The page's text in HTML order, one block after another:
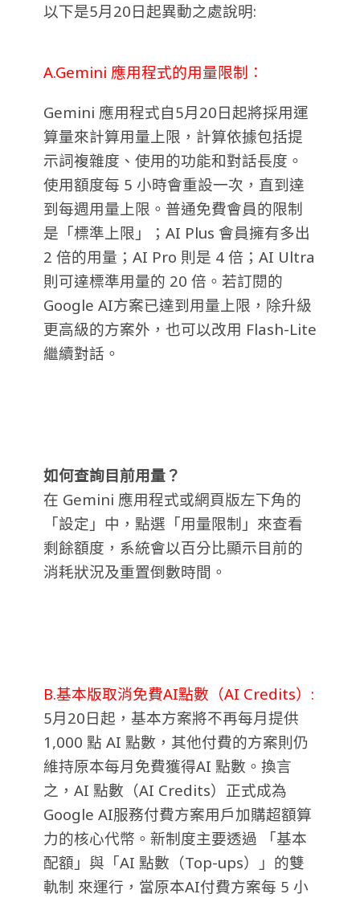
以下是5月20日起異動之處說明:
A.Gemini 應用程式的用量限制：
Gemini 應用程式自5月20日起將採用運
算量來計算用量上限，計算依據包括提
示詞複雜度、使用的功能和對話長度。
使用額度每 5 小時會重設一次，直到達
到每週用量上限。普通免費會員的限制
是「標準上限」
；AI Plus 會員擁有多出
2 倍的用量；AI Pro 則是 4 倍；AI Ultra
則可達標準用量的 20 倍。若訂閱的
Google AI方案已達到用量上限，除升級
更高級的方案外，也可以改用 Flash-Lite
繼續對話。
如何查詢目前用量？
在 Gemini 應用程式或網頁版左下角的
「設定」中，點選「用量限制」來查看
剩餘額度，系統會以百分比顯示目前的
消耗狀況及重置倒數時間。
B.基本版取消免費AI點數（AI Credits）:
5月20日起，基本方案將不再每月提供
1,000 點 AI 點數，其他付費的方案則仍
維持原本每月免費獲得AI 點數。換言
之，AI 點數（AI Credits）正式成為
Google AI服務付費方案用戶加購超額算
力的核心代幣。新制度主要透過 「基本
配額」與「AI 點數（Top-ups）」的雙
軌制 來運行，當原本AI付費方案每 5 小